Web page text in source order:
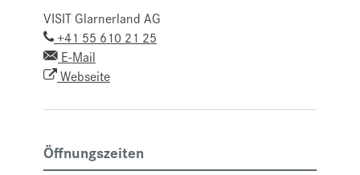
VISIT Glarnerland AG
+41 55 610 21 25
E-Mail
Webseite
Öffnungszeiten